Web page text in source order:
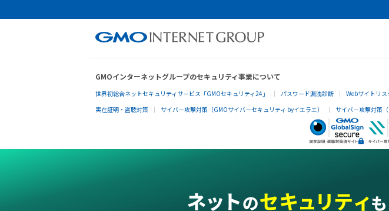
GMOインターネットグループのセキュリティ事業について
世界初総合ネットセキュリティサービス「GMOセキュリティ24」 パスワード漏洩診断 Webサイトリス
実在証明・盗聴対策
サイバー攻撃対策（GMOサイバーセキュリティ byイエラエ） サイバー攻撃対策